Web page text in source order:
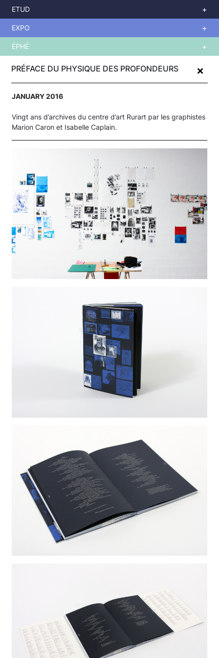
content
PRÉFACE DU PHYSIQUE DES PROFONDEURS +
JANUARY 2016
Vingt ans d’archives du centre d’art Rurart par les graphistes
Marion Caron et Isabelle Caplain.
ETUD
EXPO
ÉPHÉ